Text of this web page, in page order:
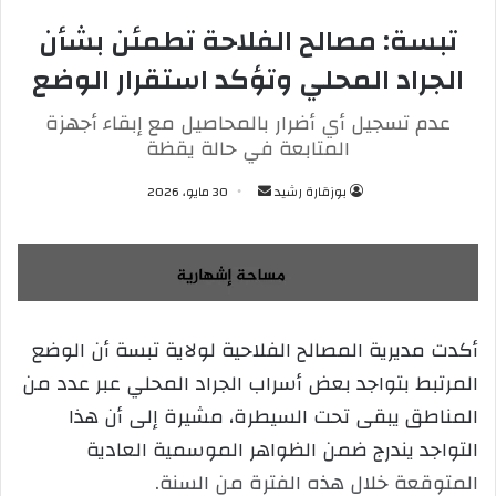
تبسة: مصالح الفلاحة تطمئن بشأن
الجراد المحلي وتؤكد استقرار الوضع
عدم تسجيل أي أضرار بالمحاصيل مع إبقاء أجهزة
المتابعة في حالة يقظة
بوزقارة رشيد
س
ل
ب
ي
د
ا
إ
ل
ك
30 مايو، 2026
أكدت مديرية المصالح الفلاحية لولاية تبسة أن الوضع
المرتبط بتواجد بعض أسراب الجراد المحلي عبر عدد من
المناطق يبقى تحت السيطرة، مشيرة إلى أن هذا
التواجد يندرج ضمن الظواهر الموسمية العادية
المتوقعة خلال هذه الفترة من السنة.